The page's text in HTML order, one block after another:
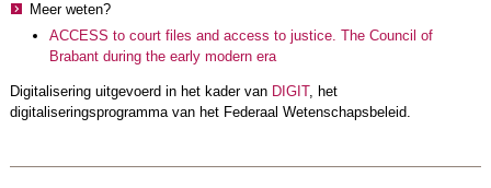
Meer weten?
ACCESS to court files and access to justice. The Council of
Brabant during the early modern era
Digitalisering uitgevoerd in het kader van DIGIT, het
digitaliseringsprogramma van het Federaal Wetenschapsbeleid.